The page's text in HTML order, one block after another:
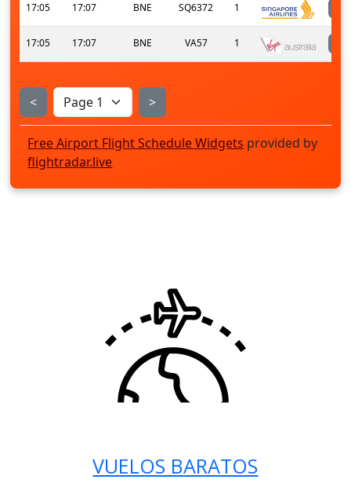
17:05 17:07 BNE SQ6372 1
17:05 17:07 BNE VA57 1
< >
Free Airport Flight Schedule Widgets provided by
flightradar.live
VUELOS BARATOS